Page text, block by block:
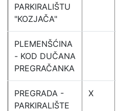
PARKIRALIŠTU
"KOZJAČA"
PLEMENŠĆINA
- KOD DUČANA
PREGRAČANKA
PREGRADA -
PARKIRALIŠTE
X